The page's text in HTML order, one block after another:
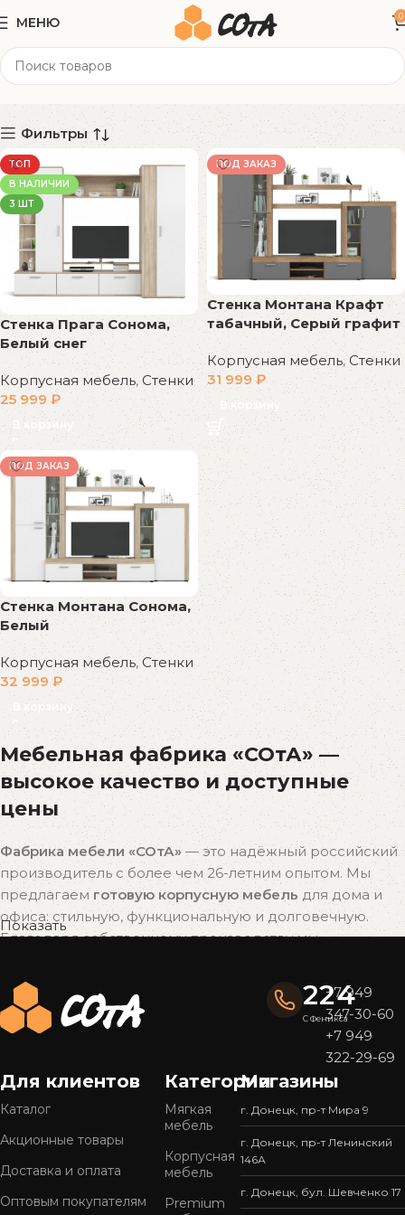
МЕНЮ 0
50 дюймов
Фильтры
ТОП
В НАЛИЧИИ
3 ШТ
Стенка Прага Сонома,
Белый снег
Корпусная мебель,Стенки
25 999 ₽
В корзину
ПОД ЗАКАЗ
Стенка Монтана Крафт
табачный, Серый графит
Корпусная мебель,Стенки
31 999₽
В корзину
ПОД ЗАКАЗ
Стенка Монтана Сонома,
Белый
Корпусная мебель,Стенки
32 999₽
В корзину
Мебельная фабрика «СОтА» —
высокое качество и доступные
цены
Фабрика мебели «СОтА» — это надёжный российский
производитель с более чем 26-летним опытом. Мы
предлагаем готовую корпусную мебель для дома и
офиса: стильную, функциональную и долговечную.
Благодаря собственному производству мы
качества
Почему выбирают мебель «СОтА»?
У нас представлен
большой выбор мебелив
популярных стилях — от современного минимализма
до уютной классики. Готовые решения подойдут для
кухни, спальни, гостиной, прихожей или офиса.
Качество, проверенное временем
Мы используем тольконадежные материалыи
Показать
224
С Феникса
+7 949
347-30-60
+7 949
322-29-69
Для клиентов
Каталог
Акционные товары
Доставка и оплата
Оптовым покупателям
Категории
Мягкая
мебель
Корпусная
мебель
Premium
Магазины
г. Донецк, пр-т Мира 9
г. Донецк, пр-т Ленинский
146А
г. Донецк, бул. Шевченко 17